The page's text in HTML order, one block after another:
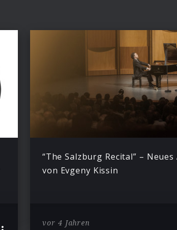
“The Salzburg Recital” – Neues
von Evgeny Kissin
vor 4 Jahren